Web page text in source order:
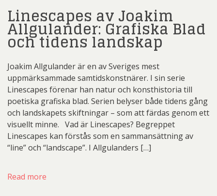
Linescapes av Joakim
Allgulander: Grafiska Blad
och tidens landskap
Joakim Allgulander är en av Sveriges mest
uppmärksammade samtidskonstnärer. I sin serie
Linescapes förenar han natur och konsthistoria till
poetiska grafiska blad. Serien belyser både tidens gång
och landskapets skiftningar – som att färdas genom ett
visuellt minne. Vad är Linescapes? Begreppet
Linescapes kan förstås som en sammansättning av
“line” och “landscape”. I Allgulanders […]
Read more